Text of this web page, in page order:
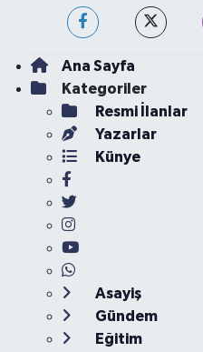
Ana Sayfa
Kategoriler
Resmi İlanlar
Yazarlar
Künye
Asayiş
Gündem
Eğitim